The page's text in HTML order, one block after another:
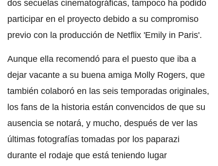
dos secuelas cinematográficas, tampoco ha podido
participar en el proyecto debido a su compromiso
previo con la producción de Netflix 'Emily in Paris'.
Aunque ella recomendó para el puesto que iba a
dejar vacante a su buena amiga Molly Rogers, que
también colaboró en las seis temporadas originales,
los fans de la historia están convencidos de que su
ausencia se notará, y mucho, después de ver las
últimas fotografías tomadas por los paparazi
durante el rodaje que está teniendo lugar